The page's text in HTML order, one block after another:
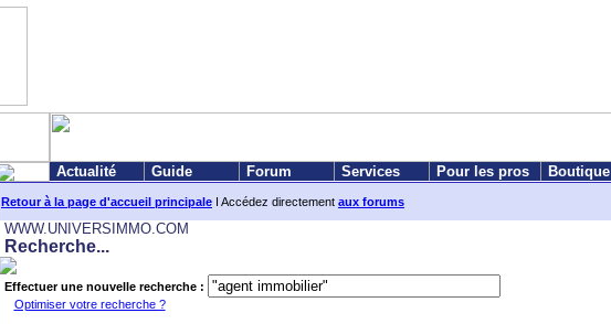
Actualité Guide Forum Services Pour les pros Boutique
Retour à la page d'accueil principale I Accédez directement aux forums
WWW.UNIVERSIMMO.COM
Recherche...
Effectuer une nouvelle recherche :
Optimiser votre recherche ?